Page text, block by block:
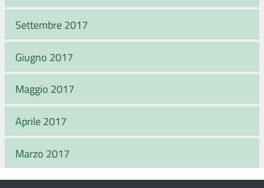
Settembre 2017
Giugno 2017
Maggio 2017
Aprile 2017
Marzo 2017